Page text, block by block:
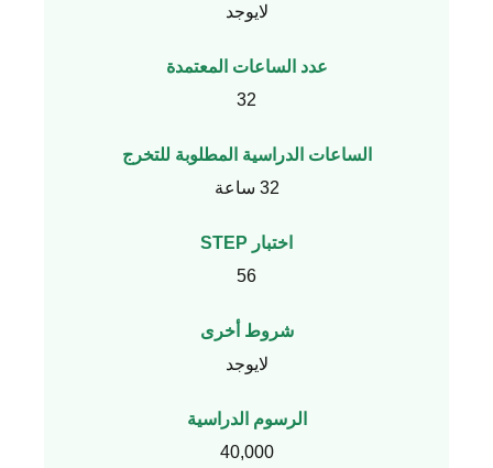
لايوجد
عدد الساعات المعتمدة
32
الساعات الدراسية المطلوبة للتخرج
32 ساعة
اختبار STEP
56
شروط أخرى
لايوجد
الرسوم الدراسية
40,000